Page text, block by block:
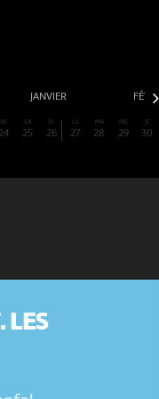
JANVIER
VE SA
25
DI
26
LU
27
MA
28
ME
29
JE
30
LES